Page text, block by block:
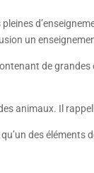
un
de
animaux. Il
des